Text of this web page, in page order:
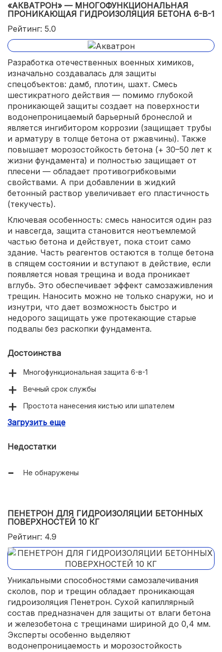
«АКВАТРОН» — МНОГОФУНКЦИОНАЛЬНАЯ
ПРОНИКАЮЩАЯ ГИДРОИЗОЛЯЦИЯ БЕТОНА 6-В-1
Рейтинг: 5.0
Разработка отечественных военных химиков,
изначально создавалась для защиты
спецобъектов: дамб, плотин, шахт. Смесь
шестикратного действия — помимо глубокой
проникающей защиты создает на поверхности
водонепроницаемый барьерный бронеслой и
является ингибитором коррозии (защищает трубы
и арматуру в толще бетона от ржавчины). Также
повышает морозостойкость бетона (+ 30–50 лет к
жизни фундамента) и полностью защищает от
плесени — обладает противогрибковыми
свойствами. А при добавлении в жидкий
бетонный раствор увеличивает его пластичность
(текучесть).
Ключевая особенность: смесь наносится один раз
и навсегда, защита становится неотъемлемой
частью бетона и действует, пока стоит само
здание. Часть реагентов остаются в толще бетона
в спящем состоянии и вступают в действие, если
появляется новая трещина и вода проникает
вглубь. Это обеспечивает эффект самозаживления
трещин. Наносить можно не только снаружи, но и
изнутри, что дает возможность быстро и
недорого защищать уже протекающие старые
подвалы без раскопки фундамента.
Достоинства
Многофункциональная защита 6-в-1
Вечный срок службы
Простота нанесения кистью или шпателем
Водонепроницаемость W20 (выдерживает напорное
Загрузить еще
Недостатки
Не обнаружены
ПЕНЕТРОН ДЛЯ ГИДРОИЗОЛЯЦИИ БЕТОННЫХ
ПОВЕРХНОСТЕЙ 10 КГ
Рейтинг: 4.9
Уникальными способностями самозалечивания
сколов, пор и трещин обладает проникающая
гидроизоляция Пенетрон. Сухой капиллярный
состав предназначен для защиты от влаги бетона
и железобетона с трещинами шириной до 0,4 мм.
Эксперты особенно выделяют
водонепроницаемость и морозостойкость